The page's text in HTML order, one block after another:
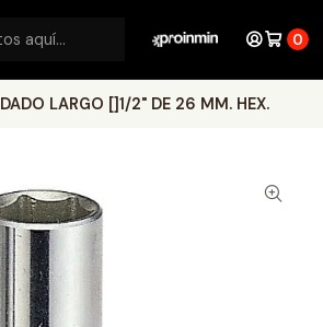
0
DADO LARGO []1/2" DE 26 MM. HEX.